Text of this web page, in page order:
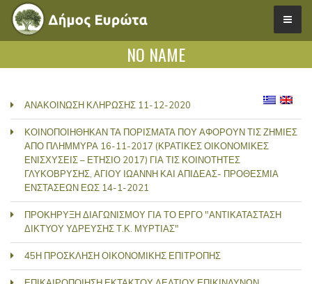
NO NAME
ΑΝΑΚΟΙΝΩΣΗ ΚΛΗΡΩΣΗΣ 11-12-2020
ΚΟΙΝΟΠΟΙΗΘΗΚΑΝ ΤΑ ΠΟΡΙΣΜΑΤΑ ΠΟΥ ΑΦΟΡΟΥΝ ΤΙΣ ΖΗΜΙΕΣ
ΑΠΟ ΠΛΗΜΜΥΡΑ 16-11-2017 (ΚΡΑΤΙΚΕΣ ΟΙΚΟΝΟΜΙΚΕΣ
ΕΝΙΣΧΥΣΕΙΣ – ΕΤΗΣΙΟ 2017) ΓΙΑ ΤΙΣ ΚΟΙΝΟΤΗΤΕΣ
ΓΛΥΚΟΒΡΥΣΗΣ, ΑΓΙΟΥ ΙΩΑΝΝΗ ΚΑΙ ΑΠΙΔΕΑΣ- ΠΡΟΘΕΣΜΙΑ
ΕΝΣΤΑΣΕΩΝ ΕΩΣ 14-1-2021
ΠΡΟΚΗΡΥΞΗ ΔΙΑΓΩΝΙΣΜΟΥ ΓΙΑ ΤΟ ΕΡΓΟ "ΑΝΤΙΚΑΤΑΣΤΑΣΗ
ΔΙΚΤΥΟΥ ΥΔΡΕΥΣΗΣ Τ.Κ. ΜΥΡΤΙΑΣ"
45Η ΠΡΟΣΚΛΗΣΗ ΟΙΚΟΝΟΜΙΚΗΣ ΕΠΙΤΡΟΠΗΣ